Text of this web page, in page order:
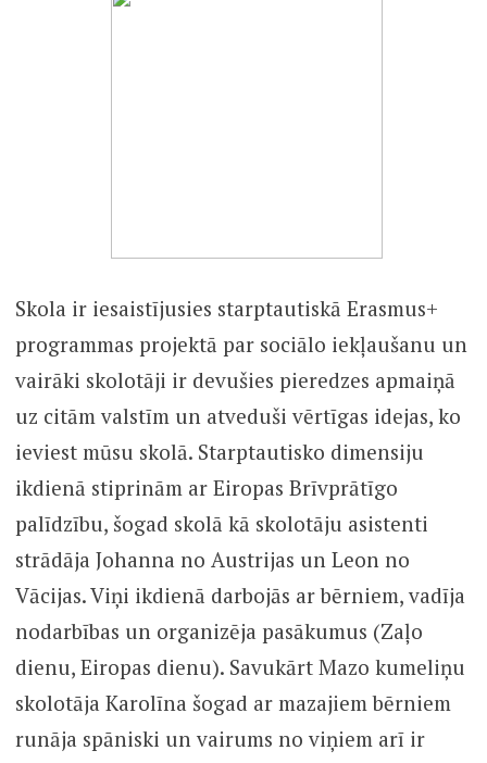
Skola ir iesaistījusies starptautiskā Erasmus+
programmas projektā par sociālo iekļaušanu un
vairāki skolotāji ir devušies pieredzes apmaiņā
uz citām valstīm un atveduši vērtīgas idejas, ko
ieviest mūsu skolā. Starptautisko dimensiju
ikdienā stiprinām ar Eiropas Brīvprātīgo
palīdzību, šogad skolā kā skolotāju asistenti
strādāja Johanna no Austrijas un Leon no
Vācijas. Viņi ikdienā darbojās ar bērniem, vadīja
nodarbības un organizēja pasākumus (Zaļo
dienu, Eiropas dienu). Savukārt Mazo kumeliņu
skolotāja Karolīna šogad ar mazajiem bērniem
runāja spāniski un vairums no viņiem arī ir